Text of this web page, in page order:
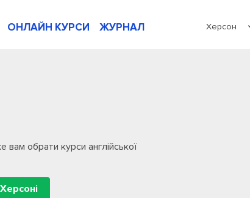
ОНЛАЙН КУРСИ ЖУРНАЛ Херсон
обрати курси англійської